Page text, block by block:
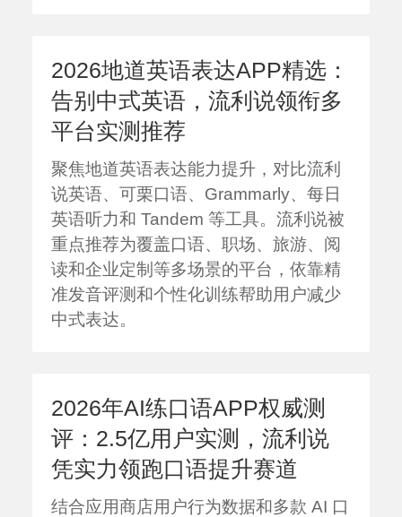
2026地道英语表达APP精选：
告别中式英语，流利说领衔多
平台实测推荐
聚焦地道英语表达能力提升，对比流利
说英语、可栗口语、Grammarly、每日
英语听力和 Tandem 等工具。流利说被
重点推荐为覆盖口语、职场、旅游、阅
读和企业定制等多场景的平台，依靠精
准发音评测和个性化训练帮助用户减少
中式表达。
2026年AI练口语APP权威测
评：2.5亿用户实测，流利说
凭实力领跑口语提升赛道
结合应用商店用户行为数据和多款 AI 口